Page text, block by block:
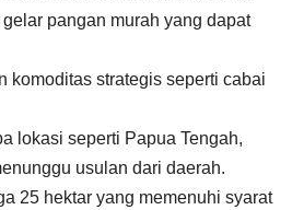
pangan murah yang dapat
komoditas strategis seperti cabai
lokasi seperti Papua Tengah,
usulan dari daerah.
25 hektar yang memenuhi syarat